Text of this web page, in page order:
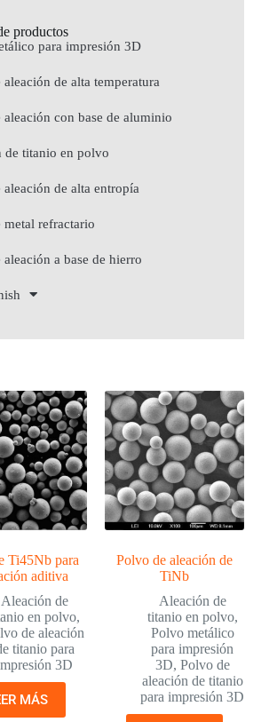
productos
para impresión 3D
aleación de alta temperatura
aleación con base de aluminio
de titanio en polvo
aleación de alta entropía
metal refractario
aleación a base de hierro
Ti45Nb para
aditiva
Aleación de
en polvo,
de aleación
titanio para
3D
MÁS
Polvo de aleación de
TiNb
Aleación de
titanio en polvo,
Polvo metálico
para impresión
3D, Polvo de
aleación de titanio
para impresión 3D